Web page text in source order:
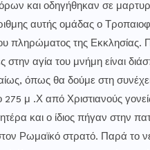
και οδηγήθηκαν σε
αυτής ομάδας ο
πληρώματος της Εκκλησίας.
στην αγία του μνήμη είναι
όπως θα δούμε στη
μ .Χ από Χριστιανούς
και ο ίδιος πήγαν στην
Ρωμαϊκό στρατό. Παρά το